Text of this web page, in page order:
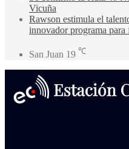
Vicuña
Rawson estimula el
innovador programa para
San Juan 19 ℃